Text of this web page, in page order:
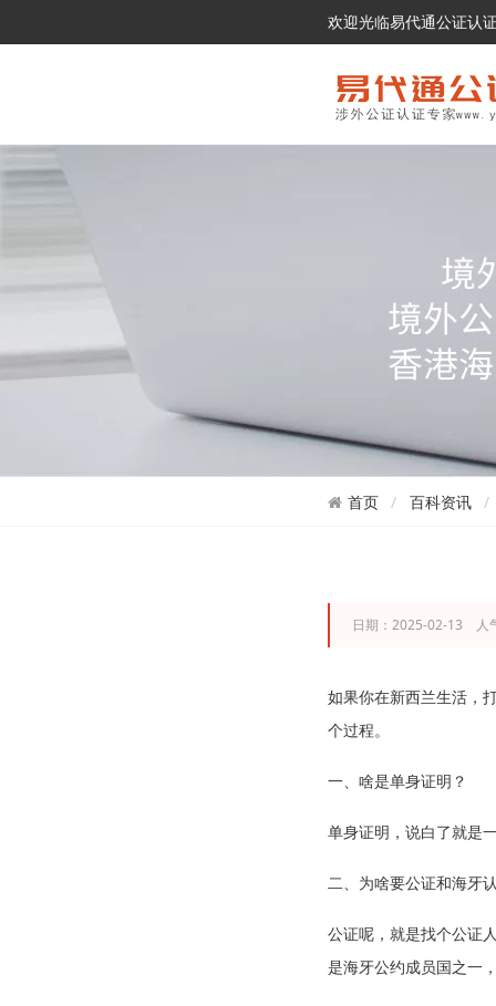
欢迎光临易代通公证认
首页 百科资讯
日期：2025-02-13 人
如果你在新西兰生活，
个过程。
一、啥是单身证明？
单身证明，说白了就是
二、为啥要公证和海牙
公证呢，就是找个公证
是海牙公约成员国之一